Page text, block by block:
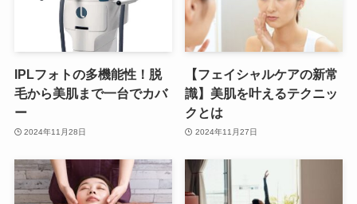
IPLフォトの多機能性！脱
毛から美肌まで一台でカバ
ー
2024年11月28日
【フェイシャルケアの新常
識】美肌を叶えるテクニッ
クとは
2024年11月27日